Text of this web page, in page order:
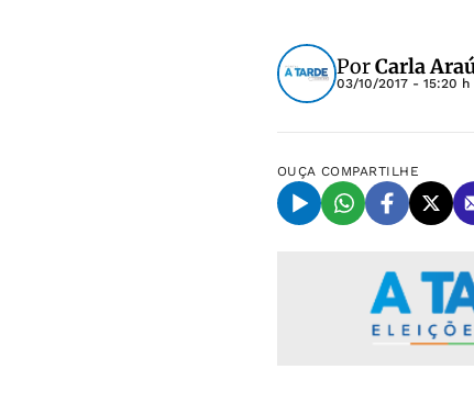
PorCarla
03/10/2017 - 15:20 h
OUÇA COMPARTILHE